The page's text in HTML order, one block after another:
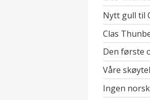
Nytt gull til
Clas
Den første
Våre
Ingen